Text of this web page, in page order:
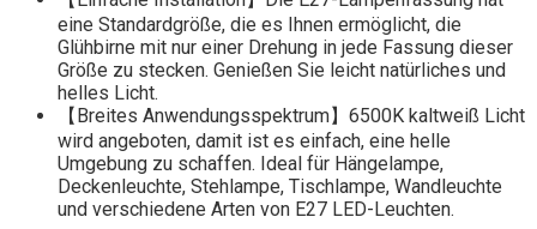
eine Standardgröße, die es Ihnen ermöglicht, die
Glühbirne mit nur einer Drehung in jede Fassung dieser
Größe zu stecken. Genießen Sie leicht natürliches und
helles Licht.
【Breites Anwendungsspektrum】6500K kaltweiß Licht
wird angeboten, damit ist es einfach, eine helle
Umgebung zu schaffen. Ideal für Hängelampe,
Deckenleuchte, Stehlampe, Tischlampe, Wandleuchte
und verschiedene Arten von E27 LED-Leuchten.